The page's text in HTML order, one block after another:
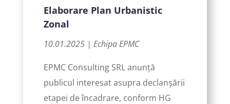
Elaborare Plan Urbanistic
Zonal
10.01.2025 | Echipa EPMC
EPMC Consulting SRL anunță
publicul interesat asupra declanșării
etapei de încadrare, conform HG